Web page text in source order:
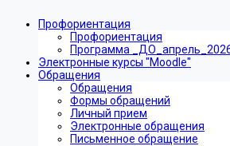
Профориентация
Профориентация
Программа _ДО_апрель_2026
Электронные курсы "Moodle"
Обращения
Обращения
Формы обращений
Личный прием
Электронные обращения
Письменное обращение